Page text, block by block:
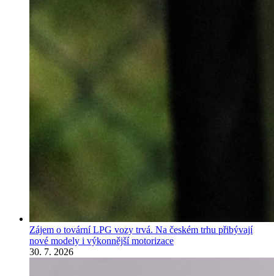
Zájem o tovární LPG vozy trvá. Na českém trhu přibývají
nové modely i výkonnější motorizace
30. 7. 2026